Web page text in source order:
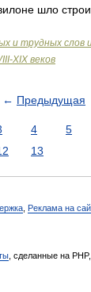
шло
и трудных слов
ХIХ веков
← Предыдущая
4 5
13
Реклама на
, сделанные на PHP,